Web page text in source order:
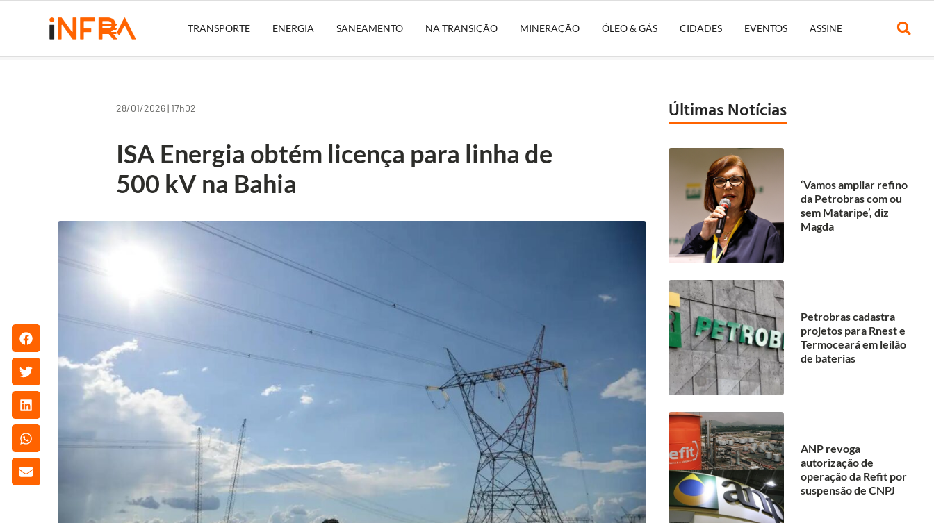
TRANSPORTE ENERGIA SANEAMENTO NA TRANSIÇÃO MINERAÇÃO ÓLEO & GÁS CIDADES EVENTOS ASSINE
28/01/2026 | 17h02
ISA Energia obtém licença para linha de
500 kV na Bahia
Últimas Notícias
‘Vamos ampliar refino
da Petrobras com ou
sem Mataripe’, diz
Magda
Petrobras cadastra
projetos para Rnest e
Termoceará em leilão
de baterias
ANP revoga
autorização de
operação da Refit por
suspensão de CNPJ